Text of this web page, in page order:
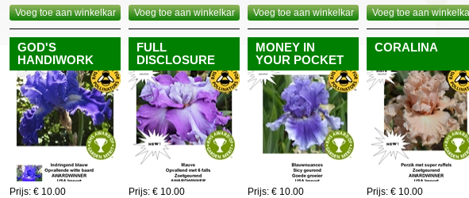
Voeg toe aan winkelkar Voeg toe aan winkelkar Voeg toe aan winkelkar Voeg toe aan
GOD'S
HANDIWORK
Prijs: € 10.00
FULL
DISCLOSURE
Prijs: € 10.00
MONEY IN
YOUR POCKET
Prijs: € 10.00
CORALINA
Prijs: € 10.00